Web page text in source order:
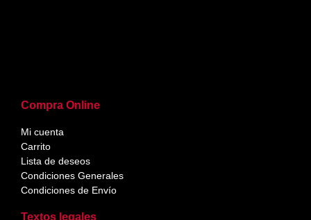
Compra Online
Mi cuenta
Carrito
Lista de deseos
Condiciones Generales
Condiciones de Envío
Textos legales